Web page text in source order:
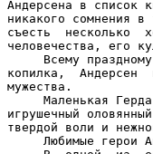
Андерсена в
никакого сомнения
съесть  несколько
человечества, его
Всему
копилка,  Андерсен
мужества.
Маленькая
игрушечный
твердой воли и
Любимые герои